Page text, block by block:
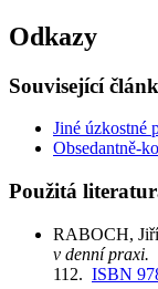
Odkazy
Související
Jiné úzkostné
Obsedantně-
Použitá
RABOCH,
v denní praxi.
112. ISBN